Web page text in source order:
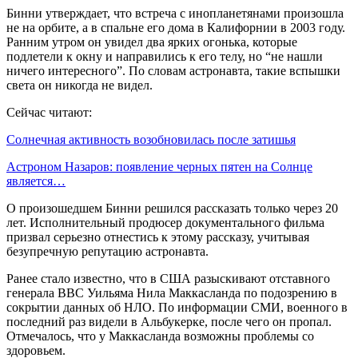
Бинни утверждает, что встреча с инопланетянами произошла
не на орбите, а в спальне его дома в Калифорнии в 2003 году.
Ранним утром он увидел два ярких огонька, которые
подлетели к окну и направились к его телу, но “не нашли
ничего интересного”. По словам астронавта, такие вспышки
света он никогда не видел.
Сейчас читают:
Солнечная активность возобновилась после затишья
Астроном Назаров: появление черных пятен на Солнце
является…
О произошедшем Бинни решился рассказать только через 20
лет. Исполнительный продюсер документального фильма
призвал серьезно отнестись к этому рассказу, учитывая
безупречную репутацию астронавта.
Ранее стало известно, что в США разыскивают отставного
генерала ВВС Уильяма Нила Маккасланда по подозрению в
сокрытии данных об НЛО. По информации СМИ, военного в
последний раз видели в Альбукерке, после чего он пропал.
Отмечалось, что у Маккасланда возможны проблемы со
здоровьем.